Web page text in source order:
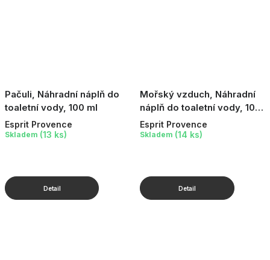
Pačuli, Náhradní náplň do
toaletní vody, 100 ml
Esprit Provence
Skladem (13 ks)
Mořský vzduch, Náhradní
náplň do toaletní vody, 100
ml
Esprit Provence
Skladem (14 ks)